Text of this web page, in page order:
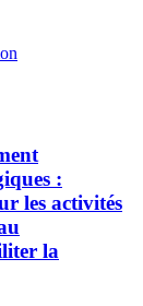
:
les activités
la